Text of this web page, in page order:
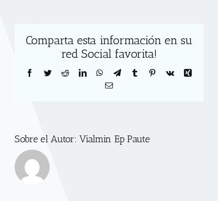
Comparta esta información en su
red Social favorita!
Facebook
TwitterRedditLinkedInWhatsApp
TelegramTumblr Pinterest
Vk
Xing
Correo
Sobre el Autor:Vialmin Ep Paute